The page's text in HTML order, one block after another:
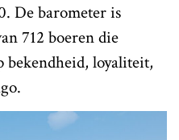
De barometer is
712 boeren die
bekendheid, loyaliteit,